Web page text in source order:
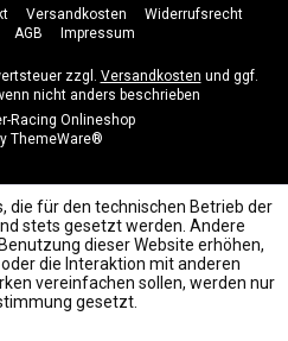
Versandkosten
Widerrufsrecht
AGB Impressum
zzgl. Versandkosten und ggf.
nicht anders beschrieben
Racing Onlineshop
ThemeWare®
die für den technischen Betrieb der
stets gesetzt werden. Andere
dieser Website erhöhen,
die Interaktion mit anderen
vereinfachen sollen, werden nur
gesetzt.